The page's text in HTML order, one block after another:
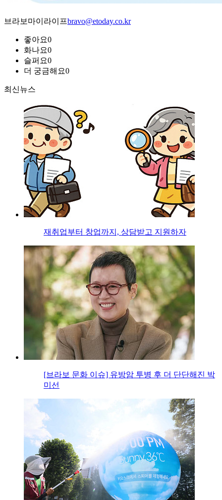
브라보마이라이프bravo@etoday.co.kr
좋아요0
화나요0
슬퍼요0
더 궁금해요0
최신뉴스
재취업부터 창업까지, 상담받고 지원하자
[브라보 문화 이슈] 유방암 투병 후 더 단단해진 박
미선